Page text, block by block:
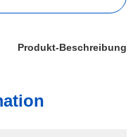
Produkt-Beschreibung